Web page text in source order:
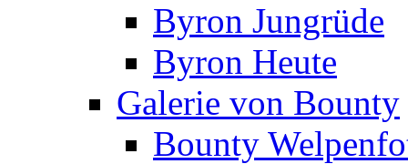
Byron Jungrüde
Byron Heute
Galerie von Bounty
Bounty